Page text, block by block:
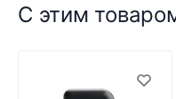
С этим